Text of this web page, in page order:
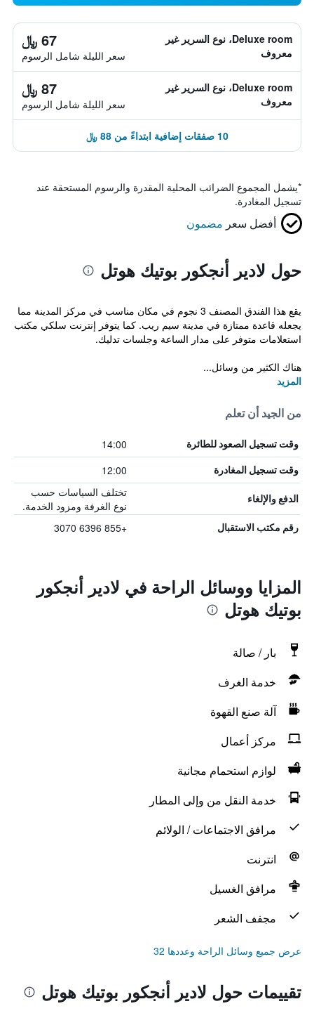
Deluxe room، نوع السرير غير
معروف
67 ﷼
سعر الليلة شامل الرسوم
Deluxe room، نوع السرير غير
معروف
87 ﷼
سعر الليلة شامل الرسوم
10 صفقات إضافية ابتداءً من 88 ﷼
*يشمل المجموع الضرائب المحلية المقدرة والرسوم المستحقة عند
تسجيل المغادرة.
أفضل سعر مضمون
حول لادير أنجكور بوتيك هوتل
يقع هذا الفندق المصنف 3 نجوم في مكان مناسب في مركز المدينة مما
يجعله قاعدة ممتازة في مدينة سيم ريب. كما يتوفر إنترنت سلكي مكتب
استعلامات متوفر على مدار الساعة وجلسات تدليك.
هناك الكثير من وسائل...
المزيد
من الجيد أن تعلم
وقت تسجيل الصعود للطائرة 14:00
وقت تسجيل المغادرة 12:00
الدفع والإلغاء
تختلف السياسات حسب
نوع الغرفة ومزود الخدمة.
رقم مكتب الاستقبال +855 6396 3070
المزايا ووسائل الراحة في لادير أنجكور
بوتيك هوتل
بار / صالة
خدمة الغرف
آلة صنع القهوة
مركز أعمال
لوازم استحمام مجانية
خدمة النقل من وإلى المطار
مرافق الاجتماعات / الولائم
انترنت
مرافق الغسيل
مجفف الشعر
عرض جميع وسائل الراحة وعددها 32
تقييمات حول لادير أنجكور بوتيك هوتل